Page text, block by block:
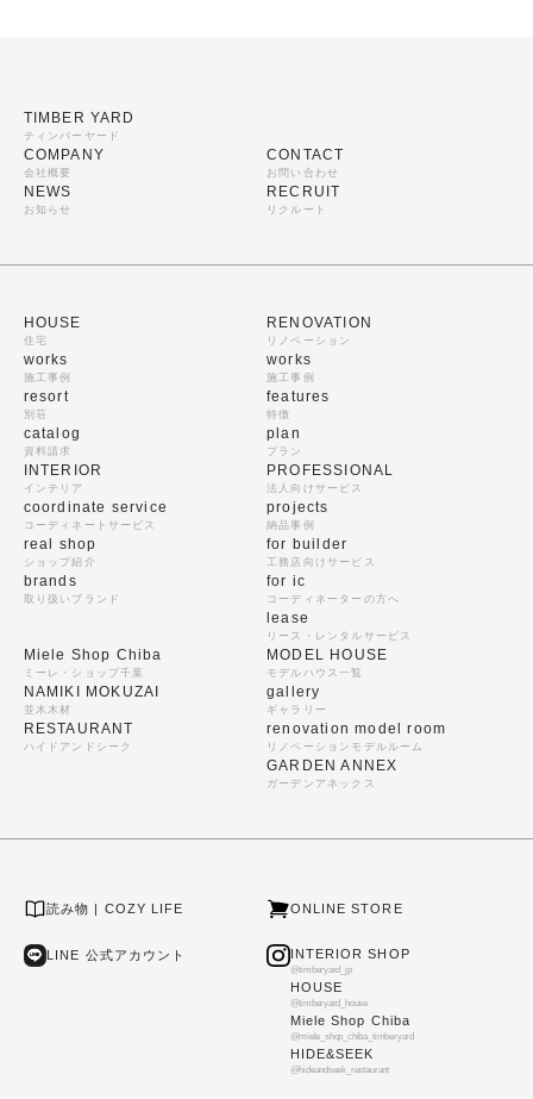
TIMBER YARD
ティンバーヤード
COMPANY
会社概要
NEWS
お知らせ
CONTACT
お問い合わせ
RECRUIT
リクルート
HOUSE
住宅
works
施工事例
resort
別荘
catalog
資料請求
RENOVATION
リノベーション
works
施工事例
features
特徴
plan
プラン
INTERIOR
インテリア
coordinate service
コーディネートサービス
real shop
ショップ紹介
brands
取り扱いブランド
PROFESSIONAL
法人向けサービス
projects
納品事例
for builder
工務店向けサービス
for ic
コーディネーターの方へ
lease
リース・レンタルサービス
Miele Shop Chiba
ミーレ・ショップ千葉
NAMIKI MOKUZAI
並木木材
RESTAURANT
ハイドアンドシーク
MODEL HOUSE
モデルハウス一覧
gallery
ギャラリー
renovation model room
リノベーションモデルルーム
GARDEN ANNEX
ガーデンアネックス
読み物 | COZY LIFE ONLINE STORE
LINE 公式アカウント INTERIOR SHOP
@timberyard_jp
HOUSE
@timberyard_house
Miele Shop Chiba
@miele_shop_chiba_timberyard
HIDE&SEEK
@hideandseek_restaurant